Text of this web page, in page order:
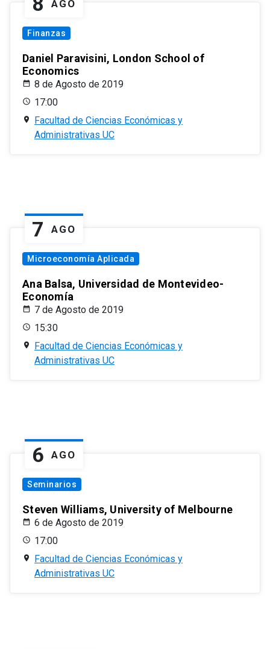
AGO
Finanzas
Daniel Paravisini, London School of
Economics
8 de Agosto de 2019
17:00
Facultad de Ciencias Económicas y
Administrativas UC
7 AGO
Microeconomía Aplicada
Ana Balsa, Universidad de Montevideo-
Economía
7 de Agosto de 2019
15:30
Facultad de Ciencias Económicas y
Administrativas UC
6 AGO
Seminarios
Steven Williams, University of Melbourne
6 de Agosto de 2019
17:00
Facultad de Ciencias Económicas y
Administrativas UC